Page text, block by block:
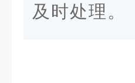
及时处理。